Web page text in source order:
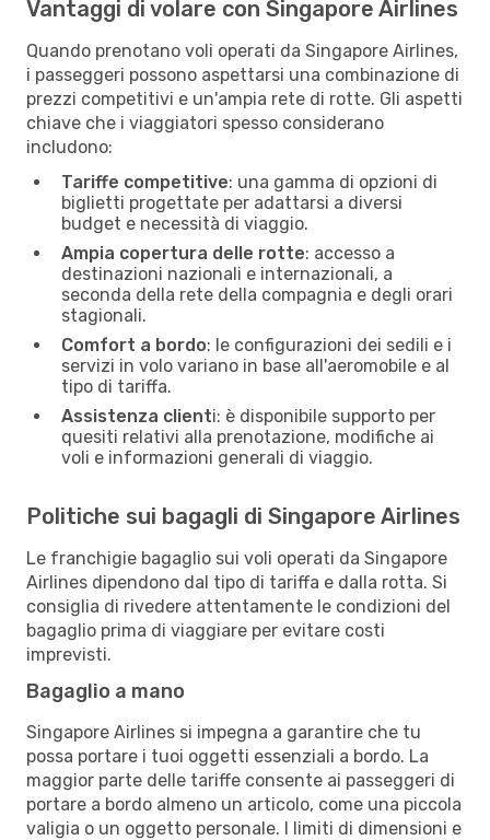
Vantaggi di volare con Singapore Airlines
Quando prenotano voli operati da Singapore Airlines,
i passeggeri possono aspettarsi una combinazione di
prezzi competitivi e un'ampia rete di rotte. Gli aspetti
chiave che i viaggiatori spesso considerano
includono:
Tariffe competitive: una gamma di opzioni di
biglietti progettate per adattarsi a diversi
budget e necessità di viaggio.
Ampia copertura delle rotte: accesso a
destinazioni nazionali e internazionali, a
seconda della rete della compagnia e degli orari
stagionali.
Comfort a bordo: le configurazioni dei sedili e i
servizi in volo variano in base all'aeromobile e al
tipo di tariffa.
Assistenza clienti: è disponibile supporto per
quesiti relativi alla prenotazione, modifiche ai
voli e informazioni generali di viaggio.
Politiche sui bagagli di Singapore Airlines
Le franchigie bagaglio sui voli operati da Singapore
Airlines dipendono dal tipo di tariffa e dalla rotta. Si
consiglia di rivedere attentamente le condizioni del
bagaglio prima di viaggiare per evitare costi
imprevisti.
Bagaglio a mano
Singapore Airlines si impegna a garantire che tu
possa portare i tuoi oggetti essenziali a bordo. La
maggior parte delle tariffe consente ai passeggeri di
portare a bordo almeno un articolo, come una piccola
valigia o un oggetto personale. I limiti di dimensioni e